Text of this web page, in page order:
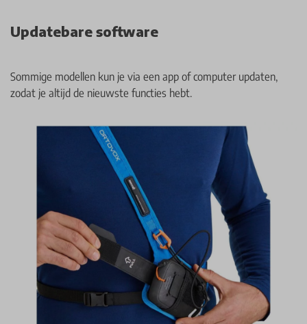
Updatebare software
Sommige modellen kun je via een app of computer updaten,
zodat je altijd de nieuwste functies hebt.